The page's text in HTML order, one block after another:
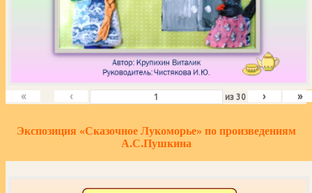
« ‹ из 30 › »
Экспозиция «Сказочное Лукоморье» по произведениям
А.С.Пушкина